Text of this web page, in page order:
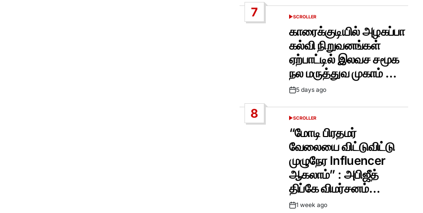
7
POSTED
SCROLLER
காரைக்குடியில் அழகப்பா
கல்வி நிறுவனங்கள்
ஏற்பாட்டில் இலவச சமூக
நல மருத்துவ முகாம் …
Post5 days ago
8
POSTED
SCROLLER
“மோடி பிரதமர்
வேலையை விட்டுவிட்டு
முழுநேர Influencer
ஆகலாம்” : அபிஜீத்
திப்கே விமர்சனம்…
Post1 week ago